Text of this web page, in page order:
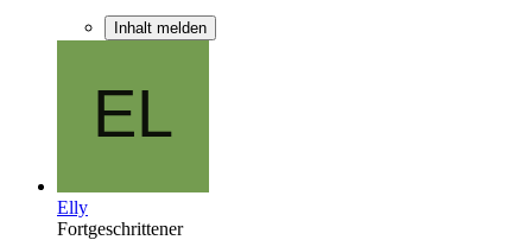
Inhalt melden
Elly
Fortgeschrittener